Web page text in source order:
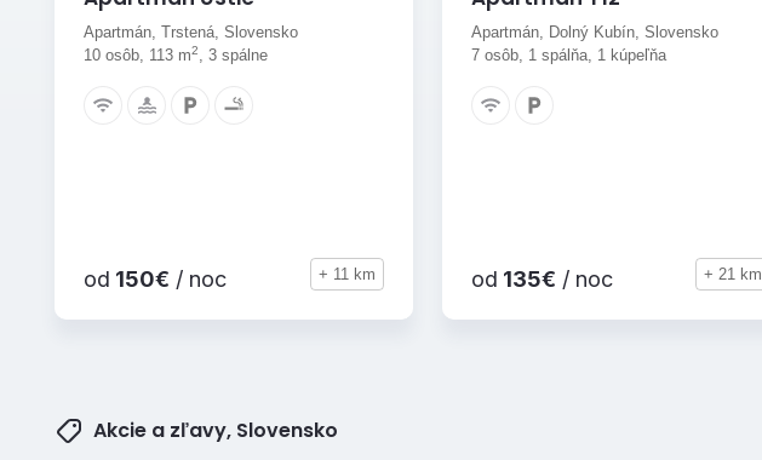
Apartmán, Trstená, Slovensko
10 osôb, 113 m2, 3 spálne
od 150€ / noc + 11 km
Apartmán, Dolný Kubín, Slovensko
7 osôb, 1 spálňa, 1 kúpeľňa
od 135€ / noc + 21 km
Akcie a zľavy, Slovensko